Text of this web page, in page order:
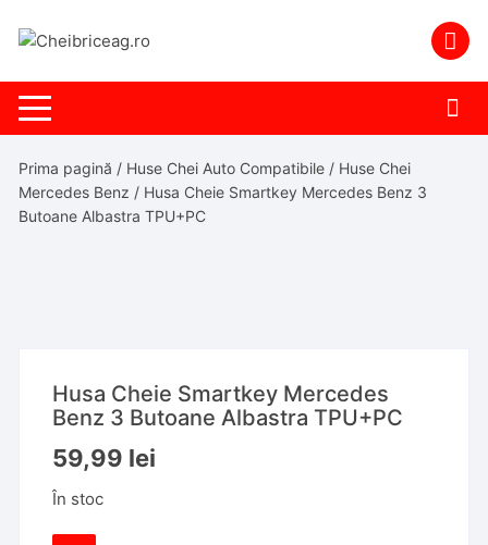
Prima pagină / Huse Chei Auto Compatibile / Huse Chei
Mercedes Benz / Husa Cheie Smartkey Mercedes Benz 3
Butoane Albastra TPU+PC
Husa Cheie Smartkey Mercedes
Benz 3 Butoane Albastra TPU+PC
59,99 lei
În stoc